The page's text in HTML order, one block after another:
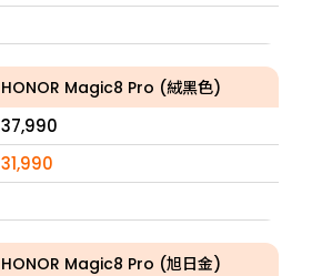
HONOR Magic8 Pro (絨黑色)
37,990
31,990
HONOR Magic8 Pro (旭日金)